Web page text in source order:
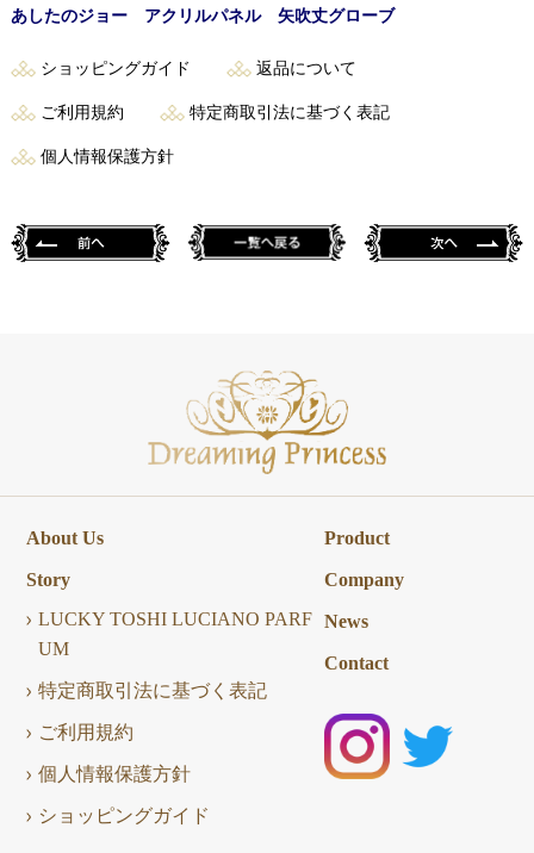
あしたのジョー アクリルパネル 矢吹丈グローブ
ショッピングガイド 返品について
ご利用規約 特定商取引法に基づく表記
個人情報保護方針
About Us
Story
LUCKY TOSHI LUCIANO PARF
UM
特定商取引法に基づく表記
ご利用規約
個人情報保護方針
ショッピングガイド
Product
Company
News
Contact